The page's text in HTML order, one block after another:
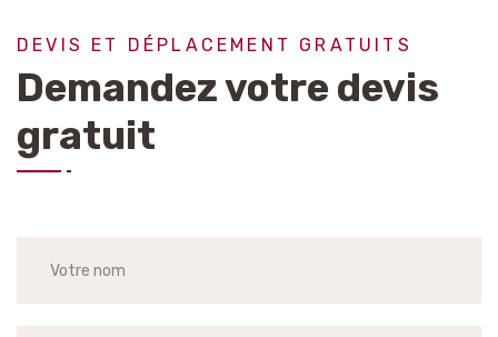
DEVIS ET DÉPLACEMENT GRATUITS
Demandez votre devis
gratuit